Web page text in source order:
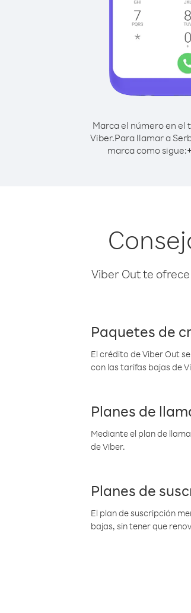
Marca el número en el
Viber.Para llamar a
marca como sigue:+
Viber Out te
Paquetes de
El crédito de Viber Out
con las tarifas bajas de
Planes de
Mediante el plan de
de Viber.
Planes de
El plan de suscripción
bajas, sin tener que